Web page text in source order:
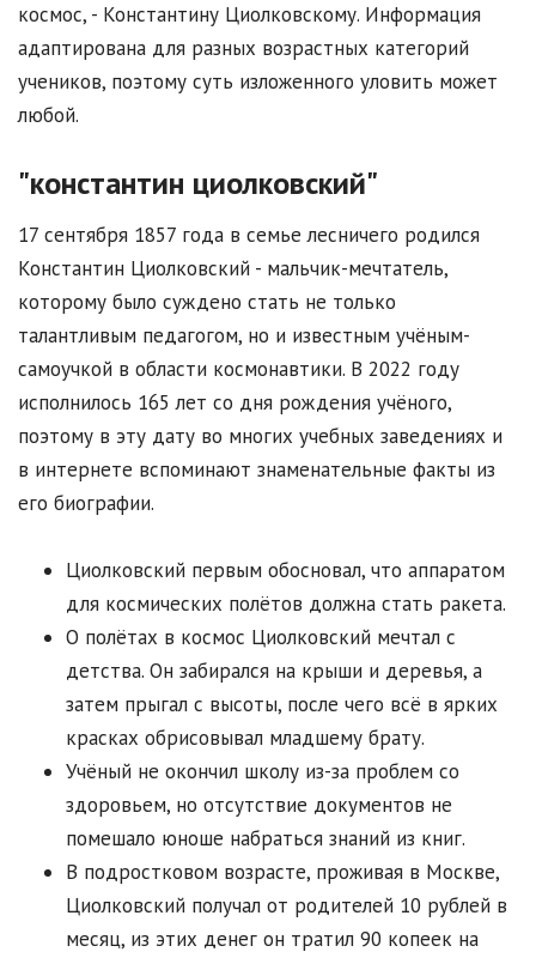
космос, - Константину Циолковскому. Информация
адаптирована для разных возрастных категорий
учеников, поэтому суть изложенного уловить может
любой.
"константин циолковский"
17 сентября 1857 года в семье лесничего родился
Константин Циолковский - мальчик-мечтатель,
которому было суждено стать не только
талантливым педагогом, но и известным учёным-
самоучкой в области космонавтики. В 2022 году
исполнилось 165 лет со дня рождения учёного,
поэтому в эту дату во многих учебных заведениях и
в интернете вспоминают знаменательные факты из
его биографии.
Циолковский первым обосновал, что аппаратом
для космических полётов должна стать ракета.
О полётах в космос Циолковский мечтал с
детства. Он забирался на крыши и деревья, а
затем прыгал с высоты, после чего всё в ярких
красках обрисовывал младшему брату.
Учёный не окончил школу из-за проблем со
здоровьем, но отсутствие документов не
помешало юноше набраться знаний из книг.
В подростковом возрасте, проживая в Москве,
Циолковский получал от родителей 10 рублей в
месяц, из этих денег он тратил 90 копеек на